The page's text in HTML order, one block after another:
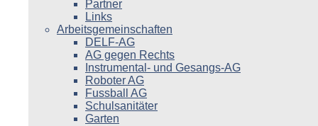
Partner
Links
Arbeitsgemeinschaften
DELF-AG
AG gegen Rechts
Instrumental- und Gesangs-AG
Roboter AG
Fussball AG
Schulsanitäter
Garten